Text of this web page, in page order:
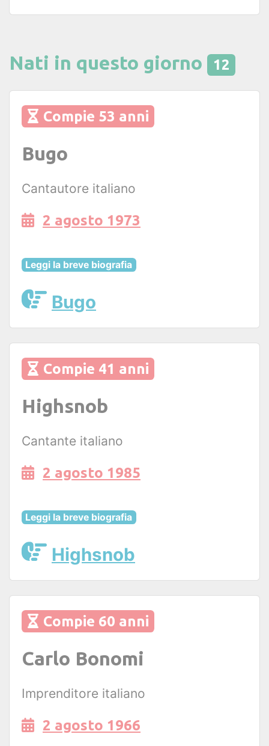
Nati in questo giorno 12
Compie 53 anni
Bugo
Cantautore italiano
2 agosto 1973
Leggi la breve biografia
Bugo
Compie 41 anni
Highsnob
Cantante italiano
2 agosto 1985
Leggi la breve biografia
Highsnob
Compie 60 anni
Carlo Bonomi
Imprenditore italiano
2 agosto 1966